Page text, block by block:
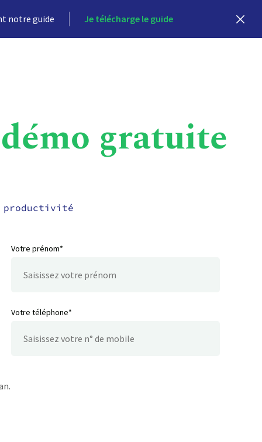
notre guide Je télécharge le guide
gratuite
productivité
Votre prénom*
Votre téléphone*